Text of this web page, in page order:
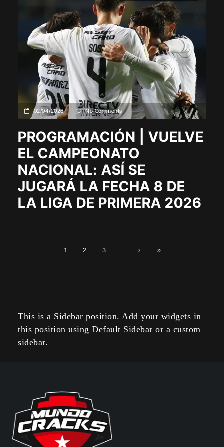
02/04/2026 No Comments
PROGRAMACIÓN | VUELVE
EL CAMPEONATO
NACIONAL: ASÍ SE
JUGARÁ LA FECHA 8 DE
LA LIGA DE PRIMERA 2026
1 2 3
This is a Sidebar position. Add your widgets in
this position using Default Sidebar or a custom
sidebar.